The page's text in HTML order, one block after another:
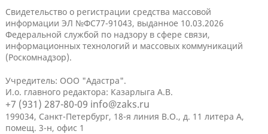
Свидетельство о регистрации средства массовой
информации ЭЛ №ФС77-91043, выданное 10.03.2026
Федеральной службой по надзору в сфере связи,
информационных технологий и массовых коммуникаций
(Роскомнадзор).
Учредитель: ООО "Адастра".
И.о. главного редактора: Казарлыга А.В.
+7 (931) 287-80-09 info@zaks.ru
199034, Санкт-Петербург, 18-я линия В.О., д. 11 литера А,
помещ. 3-н, офис 1